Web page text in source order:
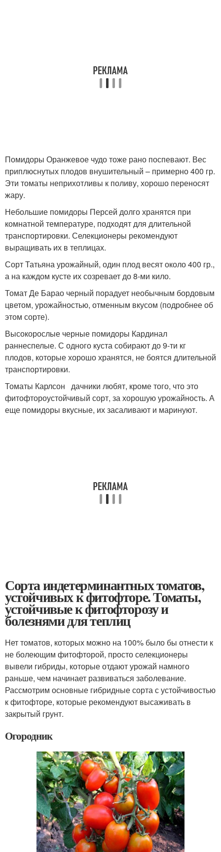
Помидоры Оранжевое чудо тоже рано поспевают. Вес
приплюснутых плодов внушительный – примерно 400 гр.
Эти томаты неприхотливы к поливу, хорошо переносят
жару.
Небольшие помидоры Персей долго хранятся при
комнатной температуре, подходят для длительной
транспортировки. Селекционеры рекомендуют
выращивать их в теплицах.
Сорт Татьяна урожайный, один плод весят около 400 гр.,
а на каждом кусте их созревает до 8-ми кило.
Томат Де Барао черный порадует необычным бордовым
цветом, урожайностью, отменным вкусом (подробнее об
этом сорте).
Высокорослые черные помидоры Кардинал
раннеспелые. С одного куста собирают до 9-ти кг
плодов, которые хорошо хранятся, не боятся длительной
транспортировки.
Томаты Карлсон дачники любят, кроме того, что это
фитофтороустойчивый сорт, за хорошую урожайность. А
еще помидоры вкусные, их засаливают и маринуют.
Сорта индетерминантных томатов,
устойчивых к фитофторе. Томаты,
устойчивые к фитофторозу и
болезнями для теплиц
Нет томатов, которых можно на 100% было бы отнести к
не болеющим фитофторой, просто селекционеры
вывели гибриды, которые отдают урожай намного
раньше, чем начинает развиваться заболевание.
Рассмотрим основные гибридные сорта с устойчивостью
к фитофторе, которые рекомендуют высаживать в
закрытый грунт.
Огородник